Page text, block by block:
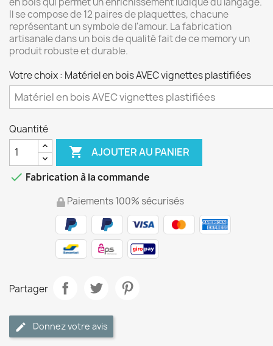
Il se compose de 12 paires de plaquettes, chacune
représentant un symbole de l'amour. La fabrication
artisanale dans un bois de qualité fait de ce memory un
produit robuste et durable.
Votre choix : Matériel en bois AVEC vignettes plastifiées
Quantité
 AJOUTER AU PANIER
 Fabrication à la commande
Paiements 100% sécurisés
Partager
Donnez votre avis